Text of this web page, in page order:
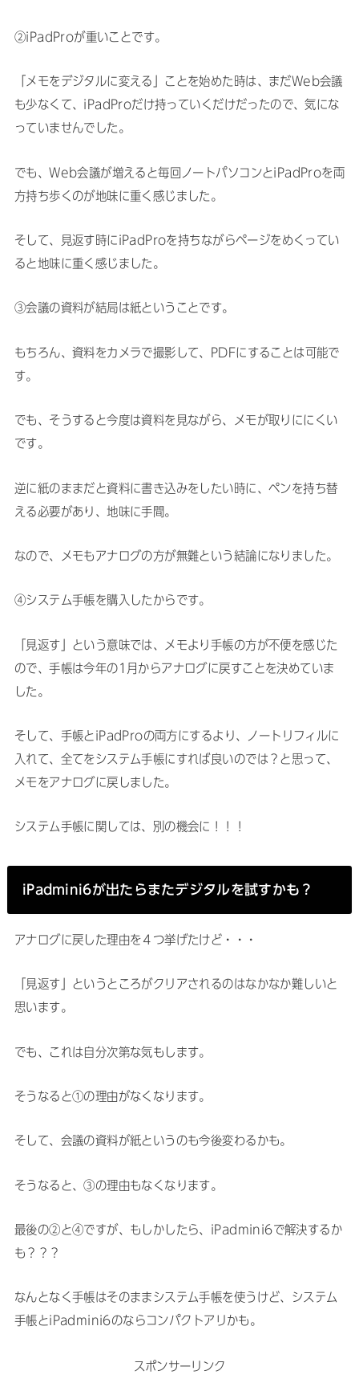
②iPadProが重いことです。
「メモをデジタルに変える」ことを始めた時は、まだWeb会議
も少なくて、iPadProだけ持っていくだけだったので、気にな
っていませんでした。
でも、Web会議が増えると毎回ノートパソコンとiPadProを両
方持ち歩くのが地味に重く感じました。
そして、見返す時にiPadProを持ちながらページをめくってい
ると地味に重く感じました。
③会議の資料が結局は紙ということです。
もちろん、資料をカメラで撮影して、PDFにすることは可能で
す。
でも、そうすると今度は資料を見ながら、メモが取りににくい
です。
逆に紙のままだと資料に書き込みをしたい時に、ペンを持ち替
える必要があり、地味に手間。
なので、メモもアナログの方が無難という結論になりました。
④システム手帳を購入したからです。
「見返す」という意味では、メモより手帳の方が不便を感じた
ので、手帳は今年の1月からアナログに戻すことを決めていま
した。
そして、手帳とiPadProの両方にするより、ノートリフィルに
入れて、全てをシステム手帳にすれば良いのでは？と思って、
メモをアナログに戻しました。
システム手帳に関しては、別の機会に！！！
iPadmini6が出たらまたデジタルを試すかも？
アナログに戻した理由を４つ挙げたけど・・・
「見返す」というところがクリアされるのはなかなか難しいと
思います。
でも、これは自分次第な気もします。
そうなると①の理由がなくなります。
そして、会議の資料が紙というのも今後変わるかも。
そうなると、③の理由もなくなります。
最後の②と④ですが、もしかしたら、iPadmini6で解決するか
も？？？
なんとなく手帳はそのままシステム手帳を使うけど、システム
手帳とiPadmini6のならコンパクトアリかも。
スポンサーリンク